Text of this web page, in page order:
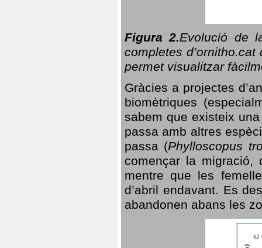
Figura 2.Evolució de
completes
permet visualitzar
Gràcies a projectes
biomètriques
sabem que existeix
passa amb altres
passa (Phylloscopus
començar la migració,
mentre que les
d’abril endavant. Es
abandonen abans les